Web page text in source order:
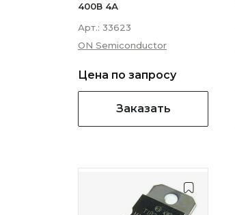
400В 4А
Арт.: 33623
ON Semiconductor
Цена по запросу
Заказать